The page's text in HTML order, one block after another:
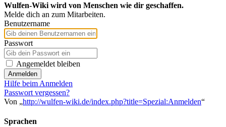
Wulfen-Wiki wird von Menschen wie dir geschaffen.
Melde dich an zum Mitarbeiten.
Benutzername
Passwort
Angemeldet bleiben
Anmelden
Hilfe beim Anmelden
Passwort vergessen?
Von „http://wulfen-wiki.de/index.php?title=Spezial:Anmelden“
Sprachen